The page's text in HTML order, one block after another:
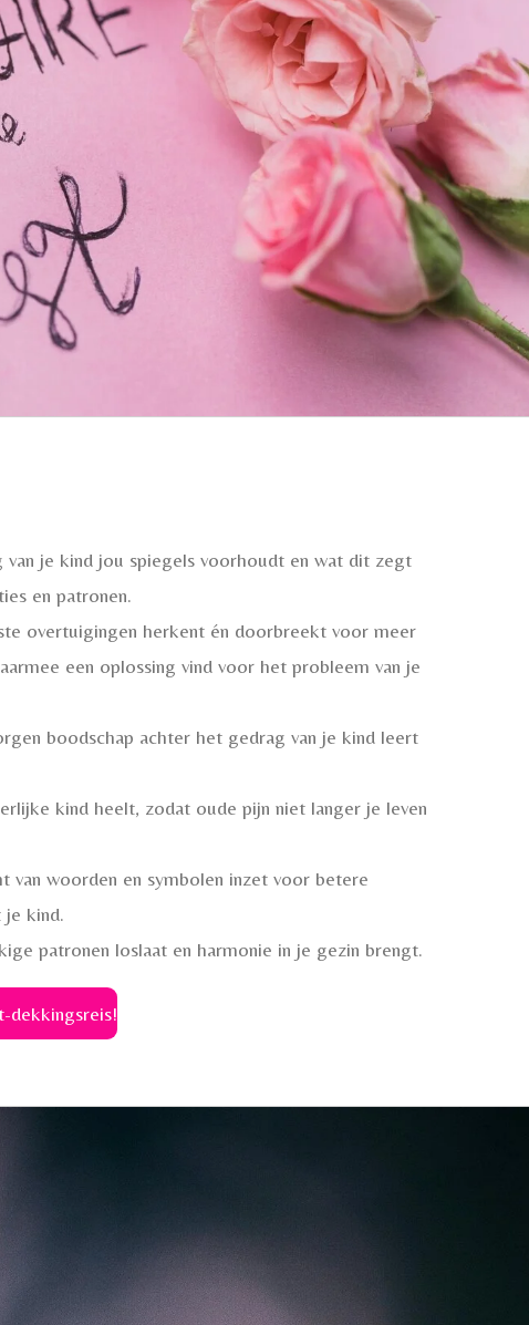
van je kind jou spiegels voorhoudt en wat dit zegt
en patronen.
overtuigingen herkent én doorbreekt voor meer
een oplossing vind voor het probleem van je
boodschap achter het gedrag van je kind leert
kind heelt, zodat oude pijn niet langer je leven
van woorden en symbolen inzet voor betere
je kind.
patronen loslaat en harmonie in je gezin brengt.
dekkingsreis!